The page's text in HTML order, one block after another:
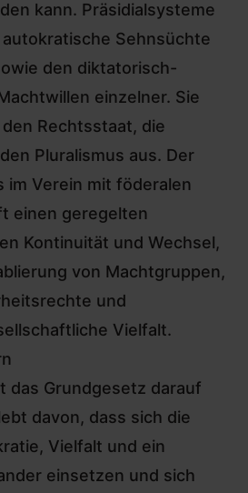
kann. Präsidialsysteme
Sehnsüchte
den diktatorisch-
einzelner. Sie
Rechtsstaat, die
Pluralismus aus. Der
im Verein mit föderalen
einen geregelten
Kontinuität und Wechsel,
von Machtgruppen,
und
Vielfalt.
das Grundgesetz darauf
davon, dass sich die
Vielfalt und ein
einsetzen und sich